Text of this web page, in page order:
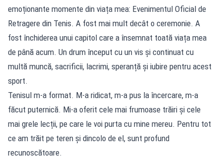
emoționante momente din viața mea: Evenimentul Oficial de
Retragere din Tenis. A fost mai mult decât o ceremonie. A
fost închiderea unui capitol care a însemnat toată viața mea
de până acum. Un drum început cu un vis și continuat cu
multă muncă, sacrificii, lacrimi, speranță și iubire pentru acest
sport.
Tenisul m-a format. M-a ridicat, m-a pus la încercare, m-a
făcut puternică. Mi-a oferit cele mai frumoase trăiri și cele
mai grele lecții, pe care le voi purta cu mine mereu. Pentru tot
ce am trăit pe teren și dincolo de el, sunt profund
recunoscătoare.